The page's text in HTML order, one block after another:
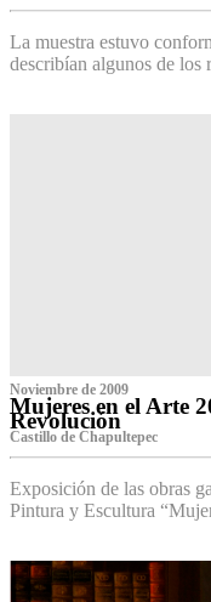
La muestra estuvo
describían algunos de
Noviembre de 2009
Mujeres en el Arte
Revolución
Castillo de Chapultepec
Exposición de las obras
Pintura y Escultura